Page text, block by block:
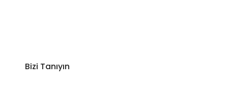
Bizi Tanıyın